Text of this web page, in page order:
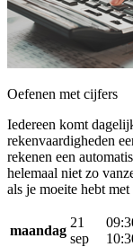
Oefenen met cijfers
Iedereen komt
rekenvaardigheden
rekenen een
helemaal niet zo
als je moeite hebt met
maandag
21
sep